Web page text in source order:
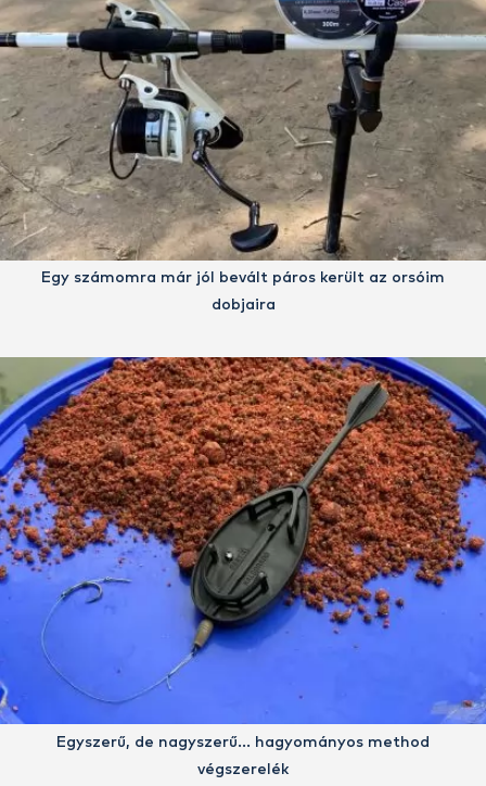
Egy számomra már jól bevált páros került az orsóim
dobjaira
Egyszerű, de nagyszerű… hagyományos method
végszerelék